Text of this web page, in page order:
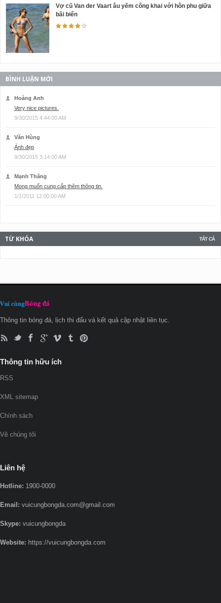
Vợ cũ Van der Vaart âu yếm công khai với hôn phu giữa
bãi biển
BÌNH LUẬN MỚI
Hoàng Anh
Very nice pictures.
9/30/2015 4:44:00 AM
Văn Hùng
Ảnh đẹp
9/30/2015 3:14:00 AM
Mạnh Thắng
Mong muốn cung cấp thêm thông tin.
1/1/2011 12:00:00 AM
TẤT CẢ
TỪ KHÓA
Thông tin bóng đá, lịch thi đấu và kết quả cập nhật liên tục.
Thông tin hữu ích
RSS
XML sitemap
Chính sách
Vê chúng tôi
Liên hệ
Hotline: 1900-0000
Email: vuicungbongda.com@gmail.com
Skype: vuicungbongda
Website: https://vuicungbongda.com